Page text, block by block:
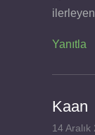
Yanıtla
Kaan
14